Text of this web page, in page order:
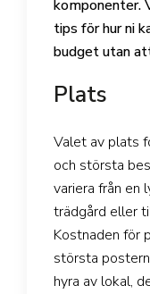
komponenter.
tips för hur ni
budget utan
Plats
Valet av plats
och största
variera från en
trädgård eller
Kostnaden för
största
hyra av lokal,